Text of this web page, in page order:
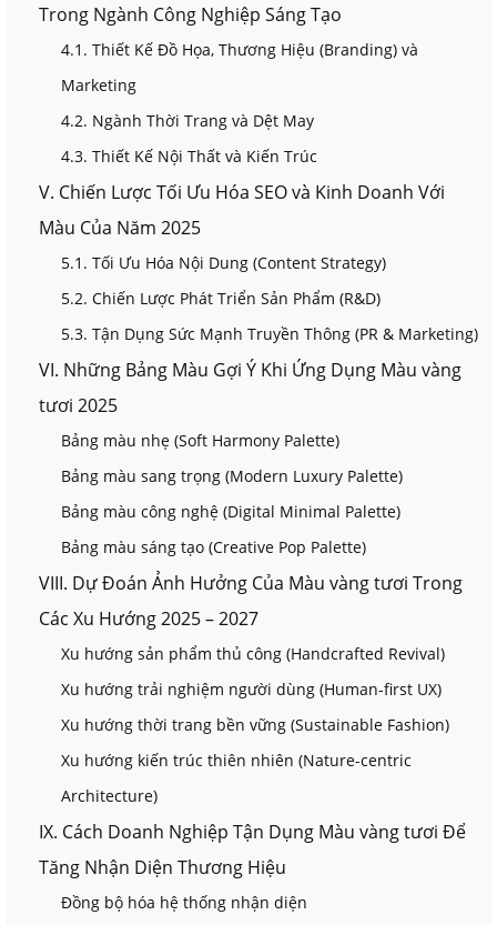
Trong Ngành Công Nghiệp Sáng Tạo
4.1. Thiết Kế Đồ Họa, Thương Hiệu (Branding) và
Marketing
4.2. Ngành Thời Trang và Dệt May
4.3. Thiết Kế Nội Thất và Kiến Trúc
V. Chiến Lược Tối Ưu Hóa SEO và Kinh Doanh Với
Màu Của Năm 2025
5.1. Tối Ưu Hóa Nội Dung (Content Strategy)
5.2. Chiến Lược Phát Triển Sản Phẩm (R&D)
5.3. Tận Dụng Sức Mạnh Truyền Thông (PR & Marketing)
VI. Những Bảng Màu Gợi Ý Khi Ứng Dụng Màu vàng
tươi 2025
Bảng màu nhẹ (Soft Harmony Palette)
Bảng màu sang trọng (Modern Luxury Palette)
Bảng màu công nghệ (Digital Minimal Palette)
Bảng màu sáng tạo (Creative Pop Palette)
VIII. Dự Đoán Ảnh Hưởng Của Màu vàng tươi Trong
Các Xu Hướng 2025 – 2027
Xu hướng sản phẩm thủ công (Handcrafted Revival)
Xu hướng trải nghiệm người dùng (Human-first UX)
Xu hướng thời trang bền vững (Sustainable Fashion)
Xu hướng kiến trúc thiên nhiên (Nature-centric
Architecture)
IX. Cách Doanh Nghiệp Tận Dụng Màu vàng tươi Để
Tăng Nhận Diện Thương Hiệu
Đồng bộ hóa hệ thống nhận diện